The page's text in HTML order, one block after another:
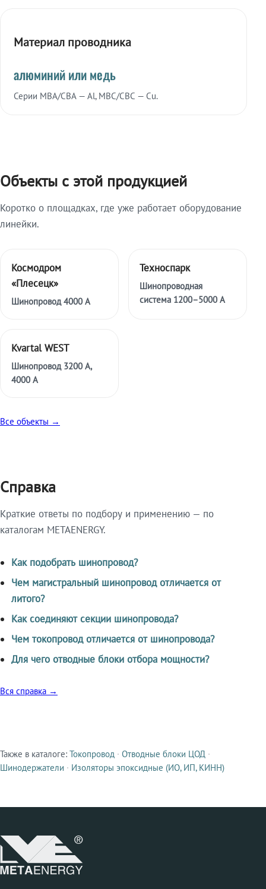
Материал проводника
алюминий или медь
Серии МВА/СВА — Al, МВС/СВС — Cu.
Объекты с этой продукцией
Коротко о площадках, где уже работает оборудование
линейки.
Космодром
«Плесецк»
Шинопровод 4000 А
Техноспарк
Шинопроводная
система 1200–5000 А
Kvartal WEST
Шинопровод 3200 А,
4000 А
Все объекты →
Справка
Краткие ответы по подбору и применению — по
каталогам METAENERGY.
Как подобрать шинопровод?
Чем магистральный шинопровод отличается от
литого?
Как соединяют секции шинопровода?
Чем токопровод отличается от шинопровода?
Для чего отводные блоки отбора мощности?
Вся справка →
Смежные продукты
Также в каталоге: Токопровод · Отводные блоки ЦОД ·
Шинодержатели · Изоляторы эпоксидные (ИО, ИП, КИНН)